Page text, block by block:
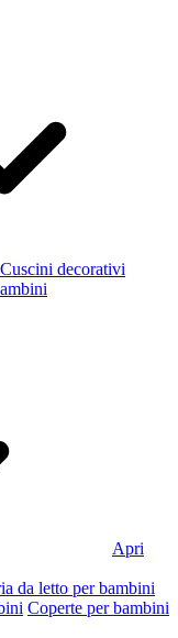
Cuscini decorativi
Apri
da letto per bambini
Coperte per bambini